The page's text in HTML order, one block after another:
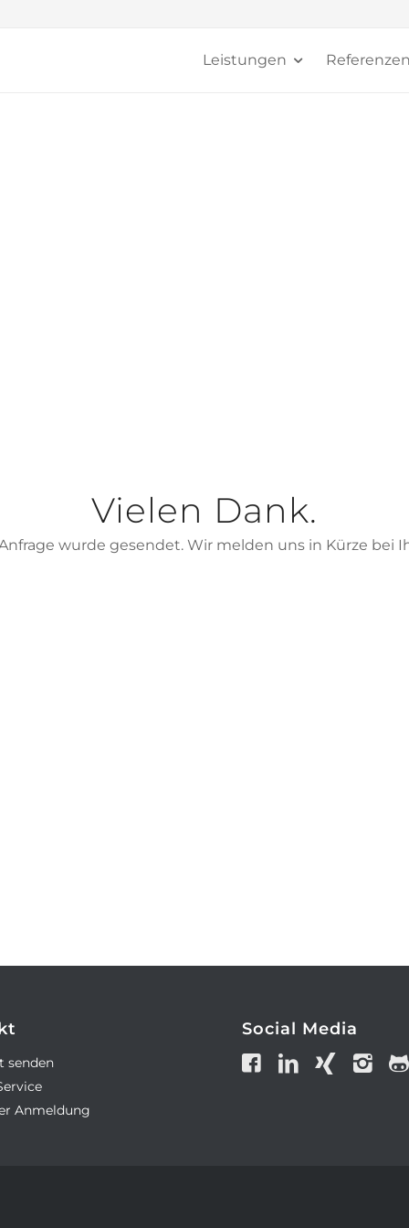
Leistungen Referenzen
Vielen Dank.
wurde gesendet. Wir melden uns in Kürze bei
senden
Anmeldung
Social Media